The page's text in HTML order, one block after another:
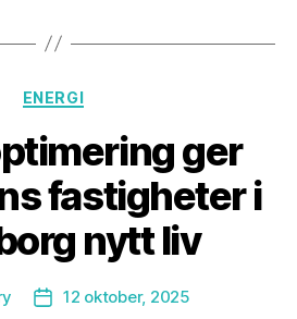
Kategorier
ENERGI
ger
fastigheter i
nytt liv
Inläggsdatum
12 oktober, 2025